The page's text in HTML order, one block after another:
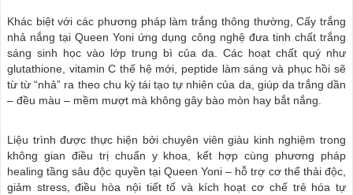
Khác biệt với các phương pháp làm trắng thông thường, Cấy trắng
nhả nắng tại Queen Yoni ứng dụng công nghệ đưa tinh chất trắng
sáng sinh học vào lớp trung bì của da. Các hoạt chất quý như
glutathione, vitamin C thế hệ mới, peptide làm sáng và phục hồi sẽ
từ từ “nhả” ra theo chu kỳ tái tạo tự nhiên của da, giúp da trắng dần
– đều màu – mềm mượt mà không gây bào mòn hay bắt nắng.
Liệu trình được thực hiện bởi chuyên viên giàu kinh nghiệm trong
không gian điều trị chuẩn y khoa, kết hợp cùng phương pháp
healing tầng sâu độc quyền tại Queen Yoni – hỗ trợ cơ thể thải độc,
giảm stress, điều hòa nội tiết tố và kích hoạt cơ chế trẻ hóa tự